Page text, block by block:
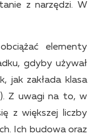
z narzędzi. W
elementy
gdyby używał
jak zakłada klasa
Z uwagi na to, w
z większej liczby
Ich budowa oraz